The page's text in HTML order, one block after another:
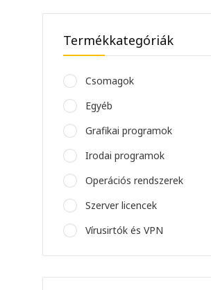
Termékkategóriák
Csomagok
Egyéb
Grafikai programok
Irodai programok
Operációs rendszerek
Szerver licencek
Vírusirtók és VPN